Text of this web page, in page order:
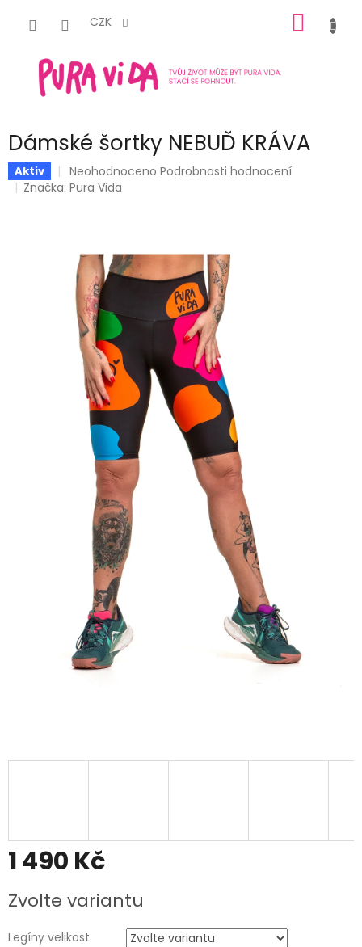
CZK
KOŠÍK
Dámské šortky NEBUĎ KRÁVA
Aktiv
Průměrné
hodnocení
hvězdiček.
Neohodnoceno Podrobnosti hodnocení
Značka:Pura Vida
1 490 Kč
cena:
Zvolte variantu
Legíny velikost